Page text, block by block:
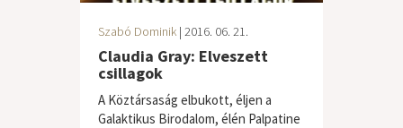
Szabó Dominik | 2016. 06. 21.
Claudia Gray: Elveszett
csillagok
A Köztársaság elbukott, éljen a
Galaktikus Birodalom, élén Palpatine